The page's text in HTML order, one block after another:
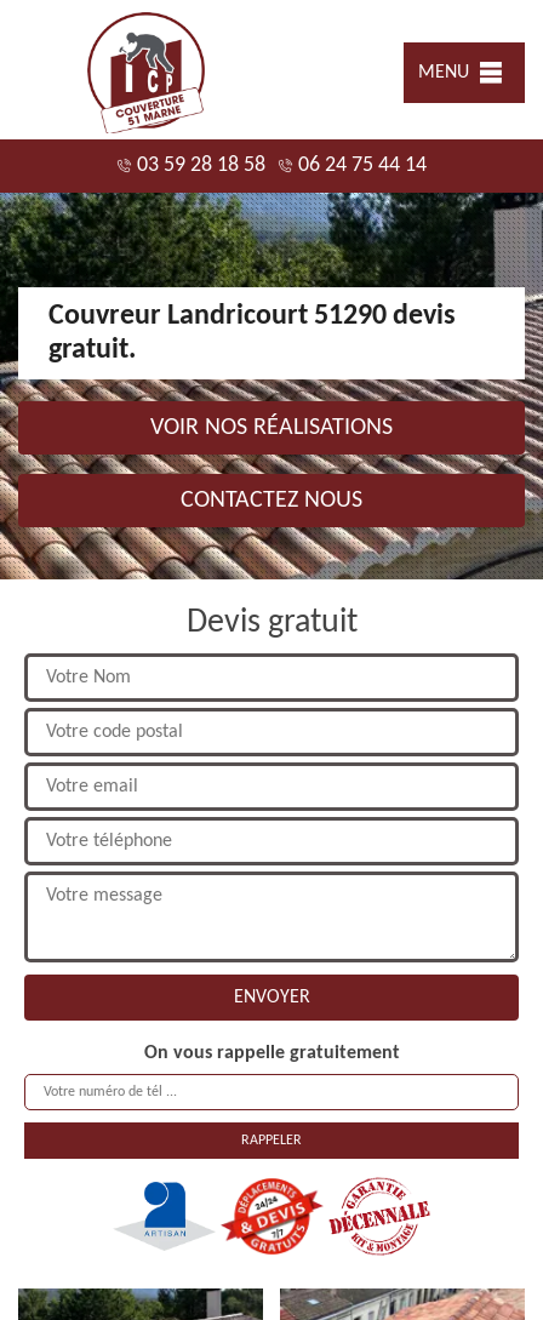
MENU
03 59 28 18 58 06 24 75 44 14
Couvreur Landricourt 51290 devis
gratuit.
VOIR NOS RÉALISATIONS
CONTACTEZ NOUS
Devis gratuit
On vous rappelle gratuitement